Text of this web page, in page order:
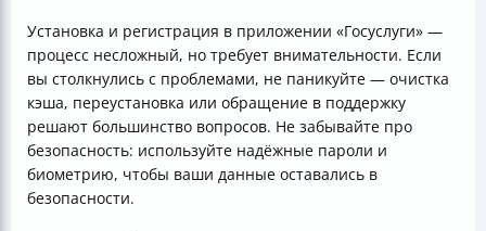
Установка и регистрация в приложении «Госуслуги» —
процесс несложный, но требует внимательности. Если
вы столкнулись с проблемами, не паникуйте — очистка
кэша, переустановка или обращение в поддержку
решают большинство вопросов. Не забывайте про
безопасность: используйте надёжные пароли и
биометрию, чтобы ваши данные оставались в
безопасности.